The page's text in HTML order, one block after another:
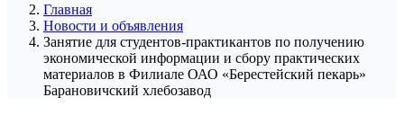
Главная
Новости и объявления
Занятие для студентов-практикантов по получению
экономической информации и сбору практических
материалов в Филиале ОАО «Берестейский пекарь»
Барановичский хлебозавод